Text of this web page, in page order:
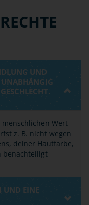
UND
Wert
z. B. nicht wegen
deiner Hautfarbe,
benachteiligt
UND EINE